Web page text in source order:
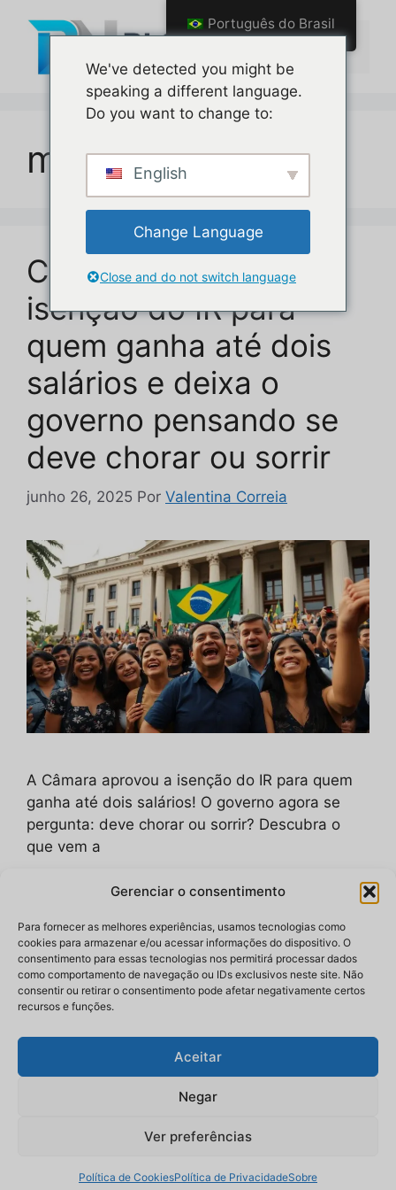
Gerenciar o consentimento
Para fornecer as melhores experiências, usamos tecnologias como
cookies para armazenar e/ou acessar informações do dispositivo. O
consentimento para essas tecnologias nos permitirá processar dados
como comportamento de navegação ou IDs exclusivos neste site. Não
consentir ou retirar o consentimento pode afetar negativamente certos
recursos e funções.
Aceitar
Negar
Ver preferências
Política de CookiesPolítica de PrivacidadeSobre
conteúdo
Menu
medida provisória
Câmara diz sim à
isenção do IR para
quem ganha até dois
salários e deixa o
governo pensando se
deve chorar ou sorrir
junho 26, 2025 Por Valentina Correia
A Câmara aprovou a isenção do IR para quem
ganha até dois salários! O governo agora se
pergunta: deve chorar ou sorrir? Descubra o
que vem a
Categorias
Tags
2025,Arthur Lira,Câmara dos Deputados
governo, imposto de renda, isenção,José
Guimarães,lei,medida provisória,projeto de
lei,renda,renúncia fiscal
Deixe um comentário
GeneratePress
Português do Brasil
We've detected you might be
speaking a different language.
Do you want to change to:
English
Change Language
Close and do not switch language